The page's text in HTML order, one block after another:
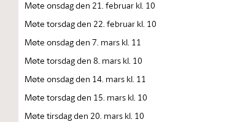
Møte onsdag den 21. februar kl. 10
Møte torsdag den 22. februar kl. 10
Møte onsdag den 7. mars kl. 11
Møte torsdag den 8. mars kl. 10
Møte onsdag den 14. mars kl. 11
Møte torsdag den 15. mars kl. 10
Møte tirsdag den 20. mars kl. 10